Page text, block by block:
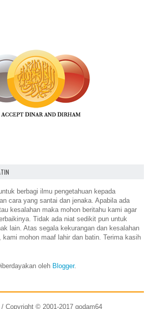
berbagi ilmu pengetahuan kepada
cara yang santai dan jenaka. Apabila ada
kesalahan maka mohon beritahu kami agar
Tidak ada niat sedikit pun untuk
lain. Atas segala kekurangan dan kesalahan
mohon maaf lahir dan batin. Terima kasih
oleh Blogger.
/ Copyright © 2001-2017 godam64